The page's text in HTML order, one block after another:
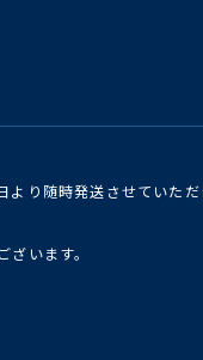
り随時発送させていただ
います。